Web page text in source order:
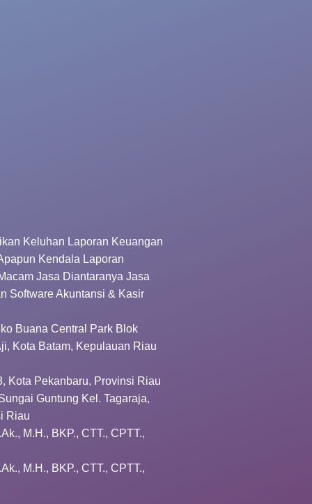
Keluhan Laporan Keuangan
Kendala Laporan
Jasa Diantaranya Jasa
Software Akuntansi & Kasir
Buana Central Park Blok
Kota Batam, Kepulauan Riau
Kota Pekanbaru, Provinsi Riau
Guntung Kel. Tagaraja,
Riau
M.H., BKP., CTT., CPTT.,
M.H., BKP., CTT., CPTT.,